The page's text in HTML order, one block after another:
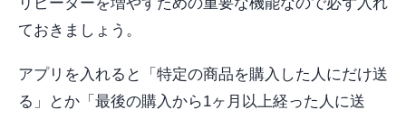
ておきましょう。
アプリを入れると「特定の商品を購入した人にだけ送
る」とか「最後の購入から1ヶ月以上経った人に送